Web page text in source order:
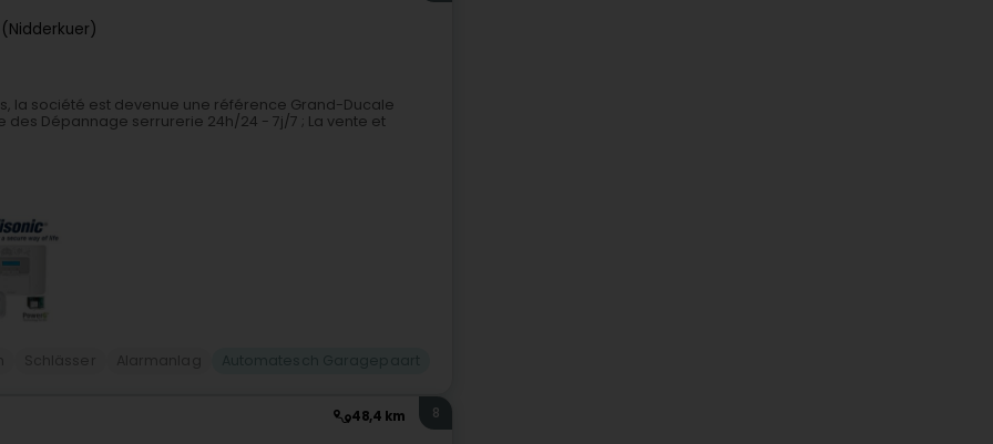
la société est devenue une référence Grand-Ducale
Dépannage serrurerie 24h/24 - 7j/7 ; La vente et
48,4 km 8